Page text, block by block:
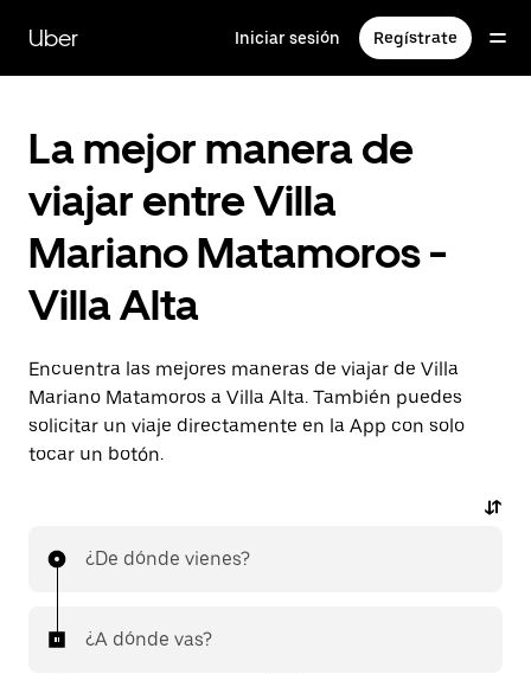
contenido
principal
Uber Iniciar sesión Regístrate
La mejor manera de
viajar entre Villa
Mariano Matamoros -
Villa Alta
Encuentra las mejores maneras de viajar de Villa
Mariano Matamoros a Villa Alta. También puedes
solicitar un viaje directamente en la App con solo
tocar un botón.
¿De dónde vienes?
¿A dónde vas?